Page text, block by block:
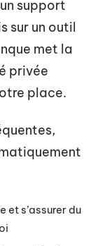
support
sur un outil
met la
privée
place.
et s’assurer du